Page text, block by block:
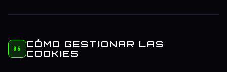
06
CÓMO GESTIONAR LAS
COOKIES